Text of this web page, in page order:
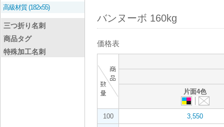
高級材質 (182x55)
三つ折り名刺
商品タグ
特殊加工名刺
バンヌーボ 160kg
価格表
片面4色
100
3,550